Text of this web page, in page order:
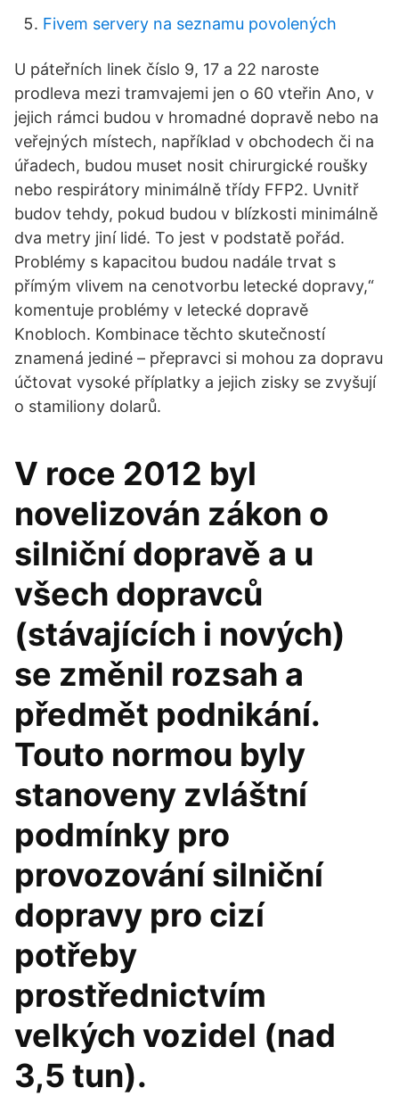
Fivem servery na seznamu povolených
U páteřních linek číslo 9, 17 a 22 naroste
prodleva mezi tramvajemi jen o 60 vteřin Ano, v
jejich rámci budou v hromadné dopravě nebo na
veřejných místech, například v obchodech či na
úřadech, budou muset nosit chirurgické roušky
nebo respirátory minimálně třídy FFP2. Uvnitř
budov tehdy, pokud budou v blízkosti minimálně
dva metry jiní lidé. To jest v podstatě pořád.
Problémy s kapacitou budou nadále trvat s
přímým vlivem na cenotvorbu letecké dopravy,“
komentuje problémy v letecké dopravě
Knobloch. Kombinace těchto skutečností
znamená jediné – přepravci si mohou za dopravu
účtovat vysoké příplatky a jejich zisky se zvyšují
o stamiliony dolarů.
V roce 2012 byl
novelizován zákon o
silniční dopravě a u
všech dopravců
(stávajících i nových)
se změnil rozsah a
předmět podnikání.
Touto normou byly
stanoveny zvláštní
podmínky pro
provozování silniční
dopravy pro cizí
potřeby
prostřednictvím
velkých vozidel (nad
3,5 tun).